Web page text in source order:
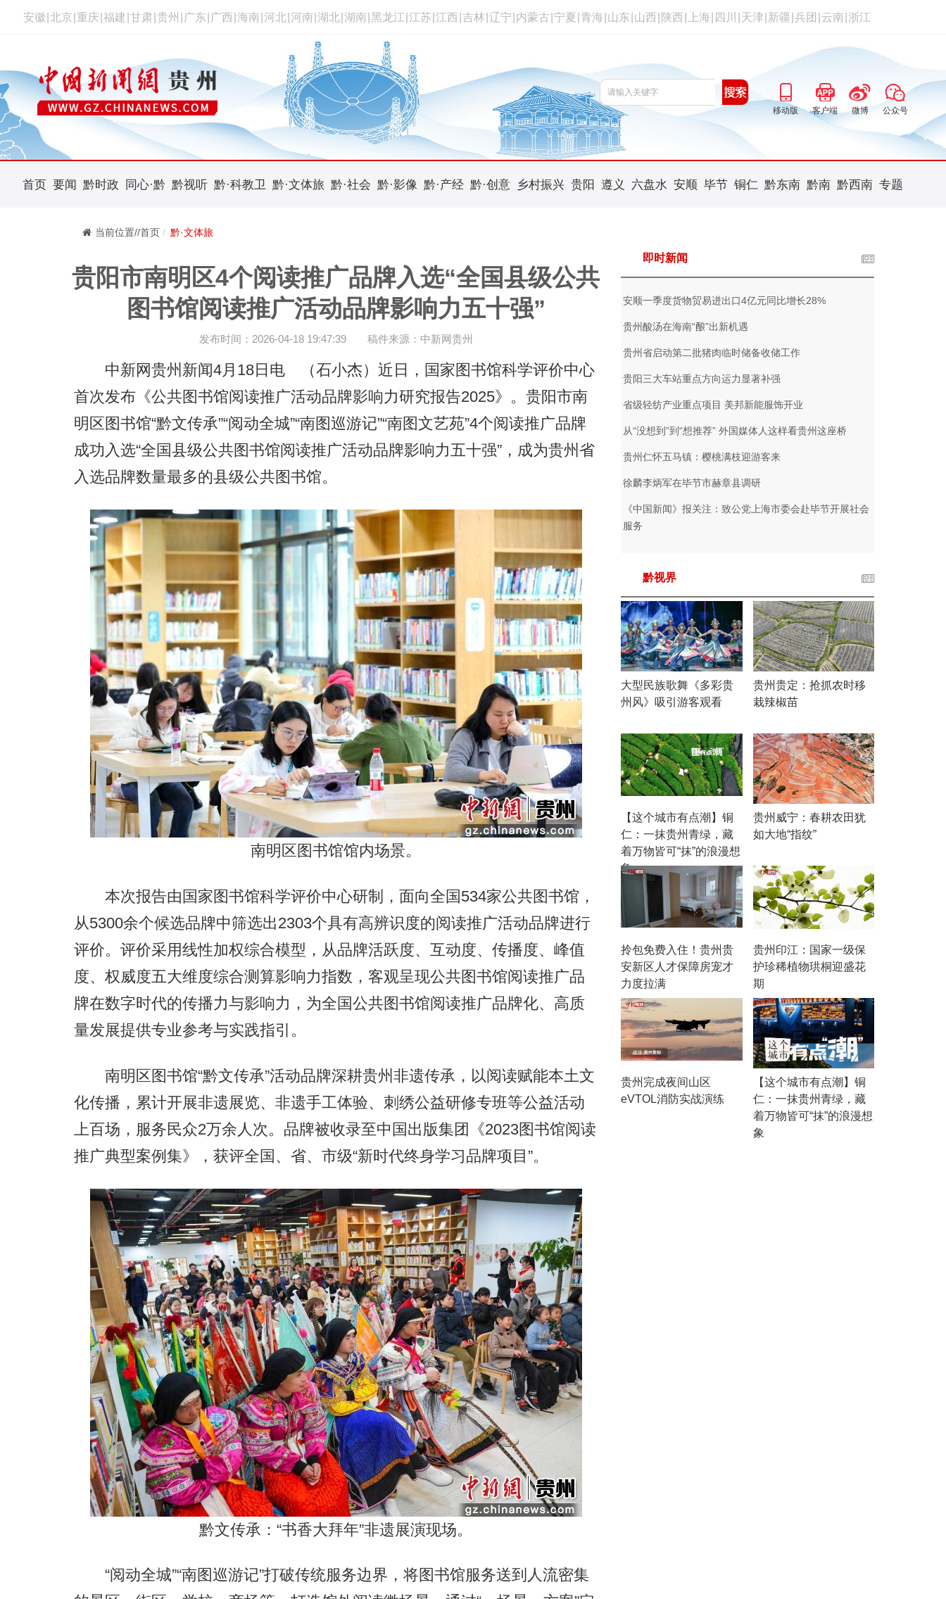
安徽 北京 重庆 福建 甘肃 贵州 广东 广西 海南 河北 河南 湖北 湖南 黑龙江 江苏 江西 吉林 辽宁 内蒙古 宁夏 青海 山东 山西 陕西 上海 四川 天津 新疆 兵团 云南 浙江
移动版 客户端 微博 公众号
首页 要闻 黔时政 同心·黔 黔视听 黔·科教卫 黔·文体旅 黔·社会 黔·影像 黔·产经 黔·创意 乡村振兴 贵阳 遵义 六盘水 安顺 毕节 铜仁 黔东南 黔南 黔西南 专题
当前位置//首页 黔·文体旅
贵阳市南明区4个阅读推广品牌入选“全国县级公共
图书馆阅读推广活动品牌影响力五十强”
发布时间：2026-04-18 19:47:39 稿件来源：中新网贵州
中新网贵州新闻4月18日电 （石小杰）近日，国家图书馆科学评价中心
首次发布《公共图书馆阅读推广活动品牌影响力研究报告2025》。贵阳市南
明区图书馆“黔文传承”“阅动全城”“南图巡游记”“南图文艺苑”4个阅读推广品牌
成功入选“全国县级公共图书馆阅读推广活动品牌影响力五十强”，成为贵州省
入选品牌数量最多的县级公共图书馆。
南明区图书馆馆内场景。
本次报告由国家图书馆科学评价中心研制，面向全国534家公共图书馆，
从5300余个候选品牌中筛选出2303个具有高辨识度的阅读推广活动品牌进行
评价。评价采用线性加权综合模型，从品牌活跃度、互动度、传播度、峰值
度、权威度五大维度综合测算影响力指数，客观呈现公共图书馆阅读推广品
牌在数字时代的传播力与影响力，为全国公共图书馆阅读推广品牌化、高质
量发展提供专业参考与实践指引。
南明区图书馆“黔文传承”活动品牌深耕贵州非遗传承，以阅读赋能本土文
化传播，累计开展非遗展览、非遗手工体验、刺绣公益研修专班等公益活动
上百场，服务民众2万余人次。品牌被收录至中国出版集团《2023图书馆阅读
推广典型案例集》，获评全国、省、市级“新时代终身学习品牌项目”。
黔文传承：“书香大拜年”非遗展演现场。
“阅动全城”“南图巡游记”打破传统服务边界，将图书馆服务送到人流密集
即时新闻
安顺一季度货物贸易进出口4亿元同比增长28%
贵州酸汤在海南“酿”出新机遇
贵州省启动第二批猪肉临时储备收储工作
贵阳三大车站重点方向运力显著补强
省级轻纺产业重点项目 美邦新能服饰开业
从“没想到”到“想推荐” 外国媒体人这样看贵州这座桥
贵州仁怀五马镇：樱桃满枝迎游客来
徐麟李炳军在毕节市赫章县调研
《中国新闻》报关注：致公党上海市委会赴毕节开展社会
服务
黔视界
大型民族歌舞《多彩贵
州风》吸引游客观看
贵州贵定：抢抓农时移
栽辣椒苗
【这个城市有点潮】铜
仁：一抹贵州青绿，藏
着万物皆可“抹”的浪漫想
象
贵州威宁：春耕农田犹
如大地“指纹”
拎包免费入住！贵州贵
安新区人才保障房宠才
力度拉满
贵州印江：国家一级保
护珍稀植物珙桐迎盛花
期
贵州完成夜间山区
eVTOL消防实战演练
【这个城市有点潮】铜
仁：一抹贵州青绿，藏
着万物皆可“抹”的浪漫想
象